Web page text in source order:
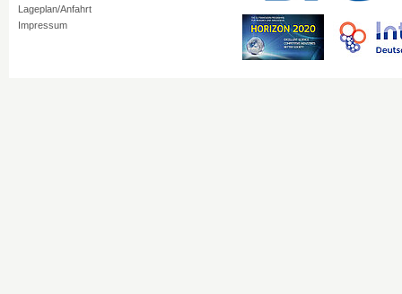
Lageplan/Anfahrt
Impressum